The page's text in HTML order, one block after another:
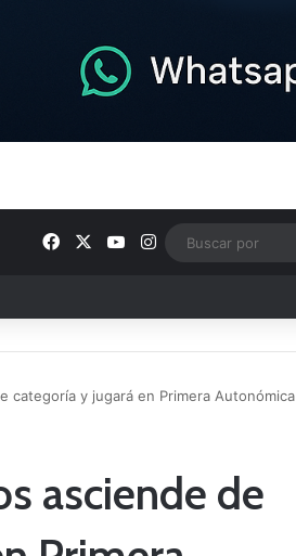
FacebookYouTube
Instagram
categoría y jugará en Primera Autonómica
asciende de